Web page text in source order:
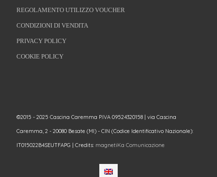
REGOLAMENTO UTILIZZO VOUCHER
CONDIZIONI DI VENDITA
PRIVACY POLICY
COOKIE POLICY
©2015 - 2025 Cascina Caremma P.IVA 09524320158 | via Cascina
Caremma, 2 - 20080 Besate (MI) - CIN (Codice Identificativo Nazionale):
IT015022B4SEUTFAPG | Credits: magnetiKa Comunicazione